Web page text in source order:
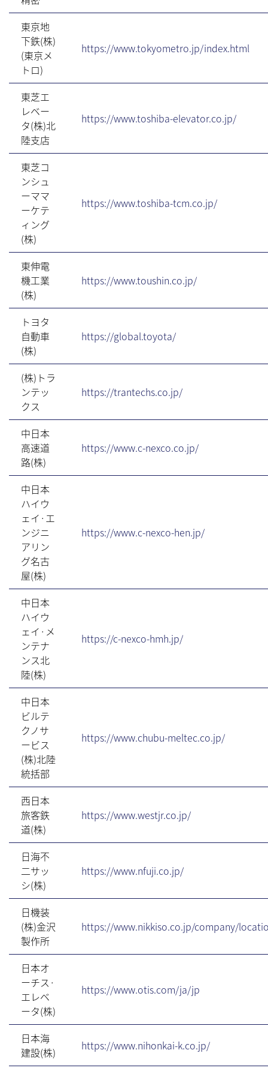
東京地
下鉄(株)
(東京メ
トロ)
https://www.tokyometro.jp/index.html
東芝エ
レベー
タ(株)北
陸支店
https://www.toshiba-elevator.co.jp/
東芝コ
ンシュ
ーママ
ーケテ
ィング
(株)
https://www.toshiba-tcm.co.jp/
東伸電
機工業
(株)
https://www.toushin.co.jp/
トヨタ
自動車
(株)
https://global.toyota/
(株)トラ
ンテッ
クス
https://trantechs.co.jp/
中日本
高速道
路(株)
https://www.c-nexco.co.jp/
中日本
ハイウ
ェイ·エ
ンジニ
アリン
グ名古
屋(株)
https://www.c-nexco-hen.jp/
中日本
ハイウ
ェイ·メ
ンテナ
ンス北
陸(株)
https://c-nexco-hmh.jp/
中日本
ビルテ
クノサ
ービス
(株)北陸
統括部
https://www.chubu-meltec.co.jp/
西日本
旅客鉄
道(株)
https://www.westjr.co.jp/
日海不
二サッ
シ(株)
https://www.nfuji.co.jp/
日機装
(株)金沢
製作所
https://www.nikkiso.co.jp/company/
日本オ
ーチス·
エレベ
ータ(株)
https://www.otis.com/ja/jp
日本海
建設(株)
https://www.nihonkai-k.co.jp/